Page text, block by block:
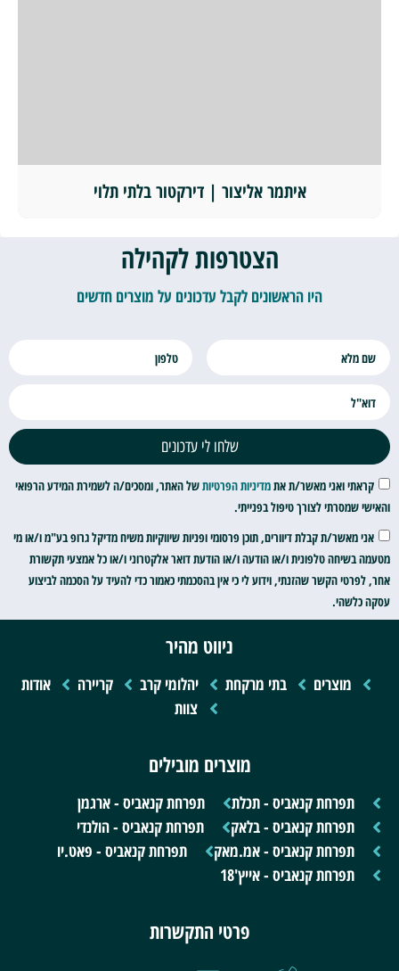
איתמר אליצור | דירקטור בלתי תלוי
הצטרפות לקהילה
היו הראשונים לקבל עדכונים על מוצרים חדשים
קראתי ואני מאשר/ת אתמדיניות הפרטיותשל האתר, ומסכים/ה לשמירת המידע הרפואי
והאישי שמסרתי לצורך טיפול בפנייתי.
אני מאשר/ת קבלת דיוורים, תוכן פרסומי ופניות שיווקיות משיח מדיקל גרופ בע"מ ו/או מי
מטעמה בשיחה טלפונית ו/או הודעה ו/או הודעת דואר אלקטרוני ו/או כל אמצעי תקשורת
אחר, לפרטי הקשר שהזנתי, וידוע לי כי אין בהסכמתי כאמור כדי להעיד על הסכמה לביצוע
עסקה כלשהי.
שלחו לי עדכונים
ניווט מהיר
מוצרים בתי מרקחת יהלומי קרב קריירה
אודות
צוות
מוצרים מובילים
תפרחת קנאביס - תכלת
תפרחת קנאביס - ארגמן
תפרחת קנאביס - בלאק
תפרחת קנאביס - הולנדי
תפרחת קנאביס - אמ.מאק
תפרחת קנאביס - פאט.יו
תפרחת קנאביס - אייץ'18
פרטי התקשרות